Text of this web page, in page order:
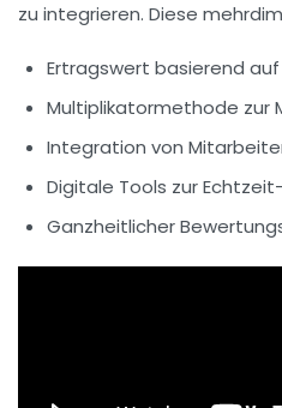
zu integrieren. Diese
Ertragswert basierend
Multiplikatormethode zur
Integration von
Digitale Tools zur
Ganzheitlicher